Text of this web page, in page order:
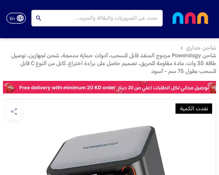
En
شاحن جداري
شاحن Powerology مزدوج المنفذ قابل للسحب، أدوات حماية مدمجة، شحن لجهازين، توصيل
طاقة 35 وات، مادة مقاومة للحريق، تصميم حاصل على براءة اختراع، كابل من النوع C قابل
للسحب بطول 75 سم - أسود
نفدت الكمية